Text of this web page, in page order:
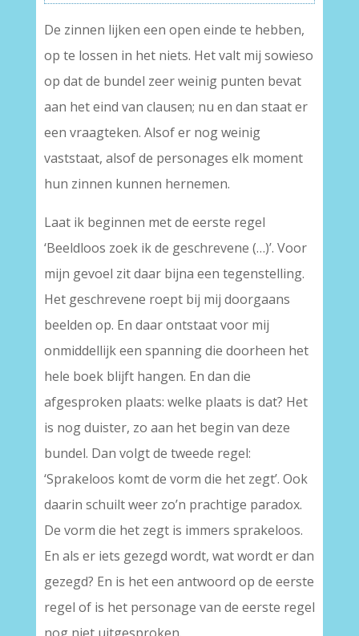
De zinnen lijken een open einde te hebben,
op te lossen in het niets. Het valt mij sowieso
op dat de bundel zeer weinig punten bevat
aan het eind van clausen; nu en dan staat er
een vraagteken. Alsof er nog weinig
vaststaat, alsof de personages elk moment
hun zinnen kunnen hernemen.
Laat ik beginnen met de eerste regel
‘Beeldloos zoek ik de geschrevene (…)’. Voor
mijn gevoel zit daar bijna een tegenstelling.
Het geschrevene roept bij mij doorgaans
beelden op. En daar ontstaat voor mij
onmiddellijk een spanning die doorheen het
hele boek blijft hangen. En dan die
afgesproken plaats: welke plaats is dat? Het
is nog duister, zo aan het begin van deze
bundel. Dan volgt de tweede regel:
‘Sprakeloos komt de vorm die het zegt’. Ook
daarin schuilt weer zo’n prachtige paradox.
De vorm die het zegt is immers sprakeloos.
En als er iets gezegd wordt, wat wordt er dan
gezegd? En is het een antwoord op de eerste
regel of is het personage van de eerste regel